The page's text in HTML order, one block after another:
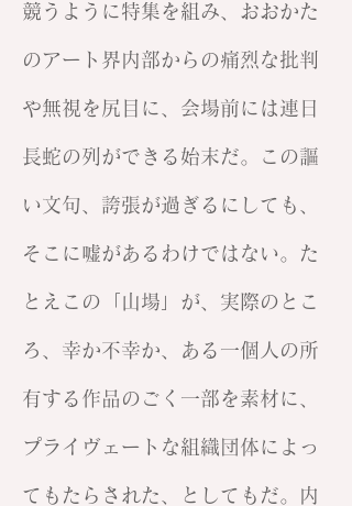
競うように特集を組み、おおかた
のアート界内部からの痛烈な批判
や無視を尻目に、会場前には連日
長蛇の列ができる始末だ。この謳
い文句、誇張が過ぎるにしても、
そこに嘘があるわけではない。た
とえこの「山場」が、実際のとこ
ろ、幸か不幸か、ある一個人の所
有する作品のごく一部を素材に、
プライヴェートな組織団体によっ
てもたらされた、としてもだ。内